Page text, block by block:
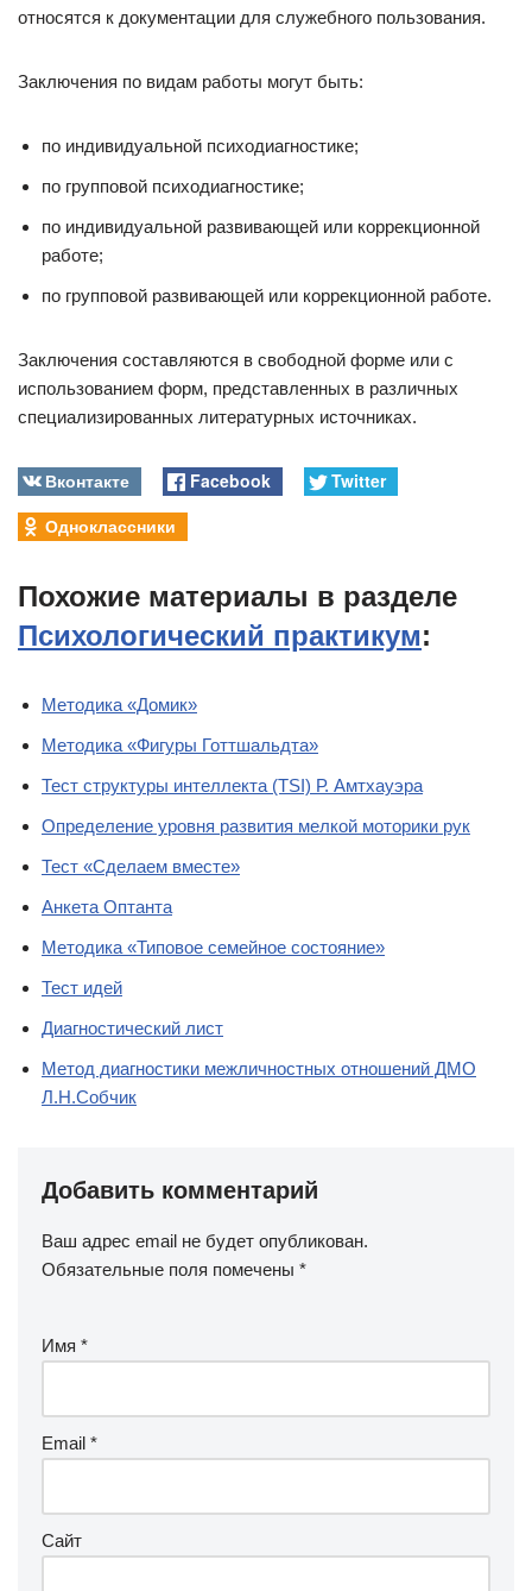
относятся к документации для служебного пользования.
Заключения по видам работы могут быть:
по индивидуальной психодиагностике;
по групповой психодиагностике;
по индивидуальной развивающей или коррекционной
работе;
по групповой развивающей или коррекционной работе.
Заключения составляются в свободной форме или с
использованием форм, представленных в различных
специализированных литературных источниках.
Вконтакте Facebook
Twitter
Одноклассники
Похожие материалы в разделе
Психологический практикум:
Методика «Домик»
Методика «Фигуры Готтшальдта»
Тест структуры интеллекта (TSI) Р. Амтхауэра
Определение уровня развития мелкой моторики рук
Тест «Сделаем вместе»
Анкета Оптанта
Методика «Типовое семейное состояние»
Тест идей
Диагностический лист
Метод диагностики межличностных отношений ДМО
Л.Н.Собчик
Добавить комментарий
Ваш адрес email не будет опубликован.
Обязательные поля помечены *
Имя *
Email *
Сайт